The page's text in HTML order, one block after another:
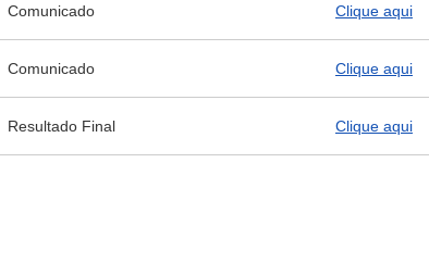
Comunicado Clique aqui
Comunicado Clique aqui
Resultado Final Clique aqui